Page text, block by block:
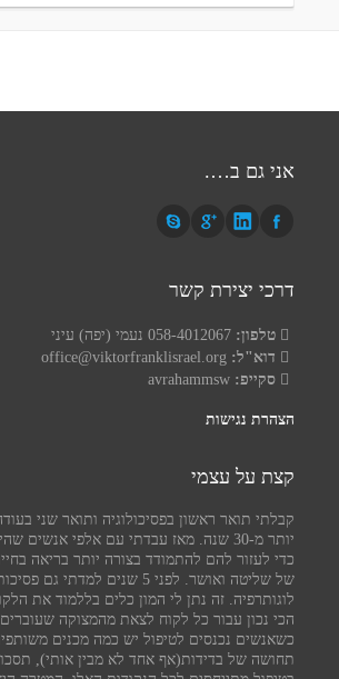
אני גם ב….
דרכי יצירת קשר
טלפון:
דוא"ל:
סקייפ:
הצהרת נגישות
קצת על עצמי
קבלתי תואר ראשון בפסיכולוגיה ותואר שני
יותר מ-30 שנה. מאז עבדתי עם אלפי אנשים
כדי לעזור להם להתמודד בצורה יותר בריאה
של שליטה ואושר. לפני 5 שנים
לוגותרפיה. זה נתן לי המון כלים בללמוד את
הכי נכון עבור כל לקוח לצאת מהמצוקה
כשאנשים נכנסים לטיפול יש כמה מכנים
תחושה של בדידות(אף אחד לא מבין אותי),